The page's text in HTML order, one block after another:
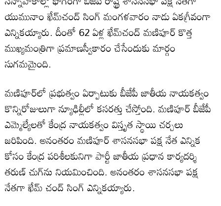
యుమునాం ఖేమ్‌చంద్ సింగ్ మంగళవారం నాడు ఏకగ్రీవంగా
ఎన్నికయ్యారు. దీంతో 62 ఏళ్ల ఖేమ్‌చంద్ మణిపూర్ కొత్త
ముఖ్యమంత్రిగా ప్రమాణస్వీకారం చేసేందుకు మార్గం
సుగమమైంది.
మణిపూర్‌లో ప్రభుత్వం ఏర్పాటుకు బీజేపీ జాతీయ నాయకత్వం
కొన్నిరోజులుగా న్యూఢిల్లీలో కసరత్తు చేస్తోంది. మణిపూర్ బీజేపీ
ఎమ్మెల్యేలతో కేంద్ర నాయకత్వం విస్తృత స్థాయి చర్చలు
జరిపింది. అనంతరం మణిపూర్ శాసనసభా పక్ష నేత ఎన్నిక
కోసం కేంద్ర పరిశీలకునిగా పార్టీ జాతీయ ప్రధాన కార్యదర్శి
తరుణ్ చుగ్‌ను నియమించింది. అనంతరం శాసనసభా పక్ష
నేతగా ఖేమ్ చంద్ సింగ్‌ ఎన్నికయ్యారు.